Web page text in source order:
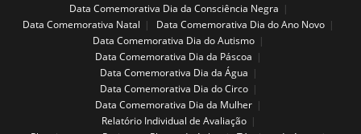
Data Comemorativa Dia da Consciência Negra
Data Comemorativa Natal
Data Comemorativa Dia do Ano Novo
Data Comemorativa Dia do Autismo
Data Comemorativa Dia da Páscoa
Data Comemorativa Dia da Água
Data Comemorativa Dia do Circo
Data Comemorativa Dia da Mulher
Relatório Individual de Avaliação